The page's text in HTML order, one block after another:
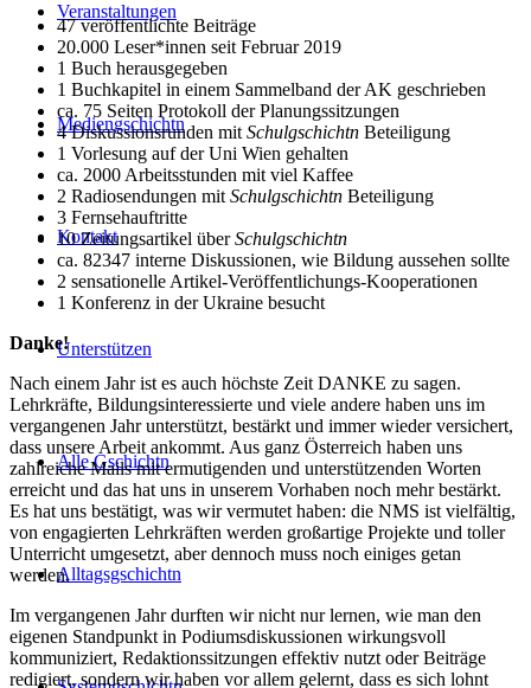
Veranstaltungen
Mediengschichtn
Kontakt
Unterstützen
Alle Gschichtn
Alltagsgschichtn
47 veröffentlichte Beiträge
20.000 Leser*innen seit Februar 2019
1 Buch herausgegeben
1 Buchkapitel in einem Sammelband der AK geschrieben
ca. 75 Seiten Protokoll der Planungssitzungen
4 Diskussionsrunden mit Schulgschichtn Beteiligung
1 Vorlesung auf der Uni Wien gehalten
ca. 2000 Arbeitsstunden mit viel Kaffee
2 Radiosendungen mit Schulgschichtn Beteiligung
3 Fernsehauftritte
10 Zeitungsartikel überSchulgschichtn
ca. 82347 interne Diskussionen, wie Bildung aussehen sollte
2 sensationelle Artikel-Veröffentlichungs-Kooperationen
1 Konferenz in der Ukraine besucht
Danke!
Nach einem Jahr ist es auch höchste Zeit DANKE zu sagen.
Lehrkräfte, Bildungsinteressierte und viele andere haben uns im
vergangenen Jahr unterstützt, bestärkt und immer wieder versichert,
dass unsere Arbeit ankommt. Aus ganz Österreich haben uns
zahlreiche Mails mit ermutigenden und unterstützenden Worten
erreicht und das hat uns in unserem Vorhaben noch mehr bestärkt.
Es hat uns bestätigt, was wir vermutet haben: die NMS ist vielfältig,
von engagierten Lehrkräften werden großartige Projekte und toller
Unterricht umgesetzt, aber dennoch muss noch einiges getan
werden.
Im vergangenen Jahr durften wir nicht nur lernen, wie man den
eigenen Standpunkt in Podiumsdiskussionen wirkungsvoll
kommuniziert, Redaktionssitzungen effektiv nutzt oder Beiträge
redigiert, sondern wir haben vor allem gelernt, dass es sich lohnt